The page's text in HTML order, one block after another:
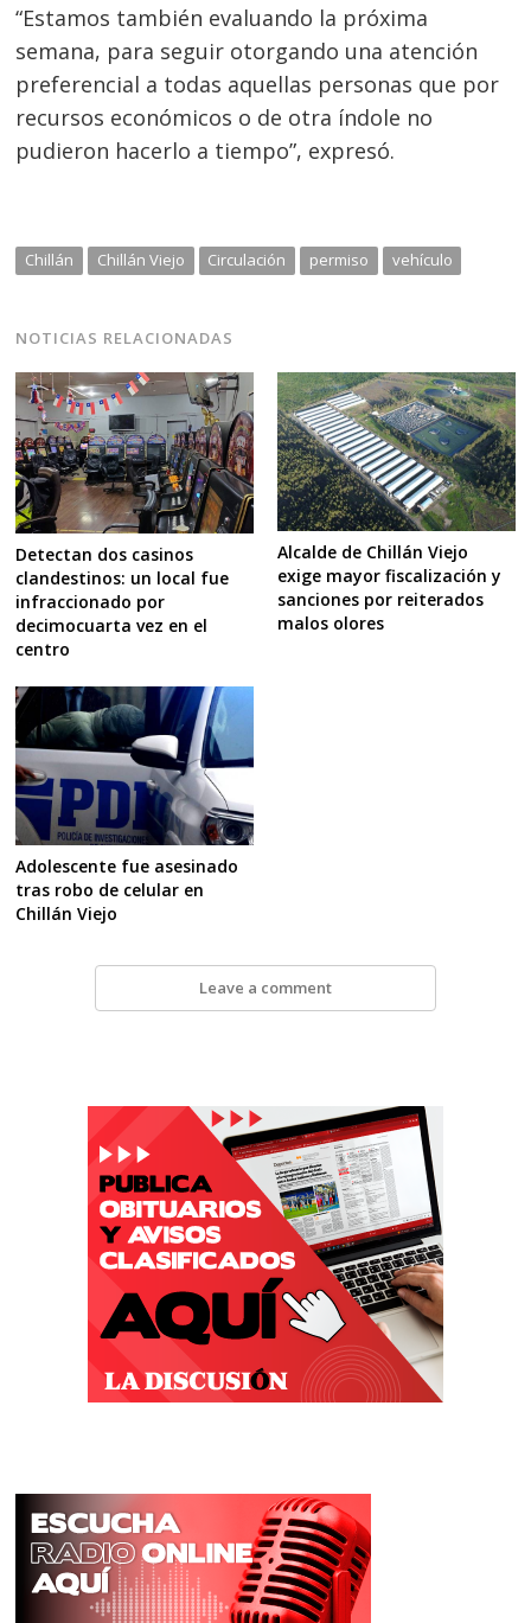
“Estamos también evaluando la próxima
semana, para seguir otorgando una atención
preferencial a todas aquellas personas que por
recursos económicos o de otra índole no
pudieron hacerlo a tiempo”, expresó.
Chillán Chillán Viejo Circulación permiso vehículo
NOTICIAS RELACIONADAS
Detectan dos casinos
clandestinos: un local fue
infraccionado por
decimocuarta vez en el
centro
Alcalde de Chillán Viejo
exige mayor fiscalización y
sanciones por reiterados
malos olores
Adolescente fue asesinado
tras robo de celular en
Chillán Viejo
Leave a comment